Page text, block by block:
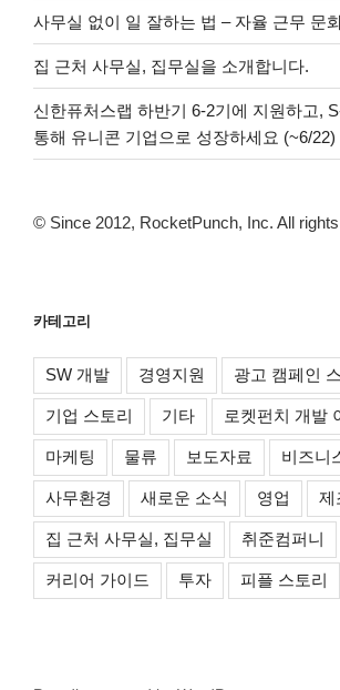
사무실 없이 일 잘하는 법 – 자율 근무 문
집 근처 사무실, 집무실을 소개합니다.
신한퓨처스랩 하반기 6-2기에 지원하고,
통해 유니콘 기업으로 성장하세요 (~6/22)
© Since 2012, RocketPunch, Inc. All
카테고리
SW 개발 경영지원 광고 캠페인
기업 스토리 기타 로켓펀치 개발
마케팅 물류 보도자료 비즈니
사무환경 새로운 소식 영업 제
집 근처 사무실, 집무실 취준컴퍼니
커리어 가이드 투자 피플 스토리